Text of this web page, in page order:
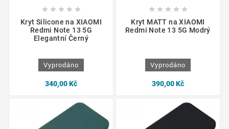
    
Kryt Silicone na XIAOMI
Redmi Note 13 5G
Elegantní Černý
Vyprodáno
340,00 Kč
    
Kryt MATT na XIAOMI
Redmi Note 13 5G Modrý
Vyprodáno
390,00 Kč